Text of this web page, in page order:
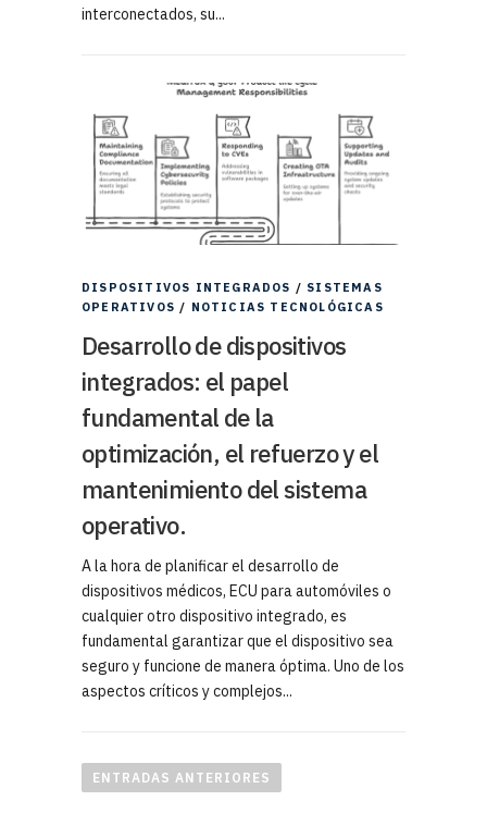
interconectados, su...
DISPOSITIVOS INTEGRADOS / SISTEMAS
OPERATIVOS / NOTICIAS TECNOLÓGICAS
Desarrollo de dispositivos
integrados: el papel
fundamental de la
optimización, el refuerzo y el
mantenimiento del sistema
operativo.
A la hora de planificar el desarrollo de
dispositivos médicos, ECU para automóviles o
cualquier otro dispositivo integrado, es
fundamental garantizar que el dispositivo sea
seguro y funcione de manera óptima. Uno de los
aspectos críticos y complejos...
aENTRADAS ANTERIORES